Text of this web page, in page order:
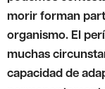
morir forman
organismo. El
muchas
capacidad de